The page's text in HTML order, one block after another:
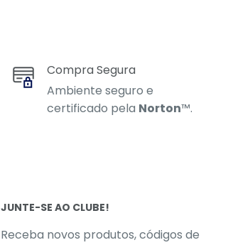
Compra Segura
Ambiente seguro e
certificado pela Norton™.
JUNTE-SE AO CLUBE!
Receba novos produtos, códigos de